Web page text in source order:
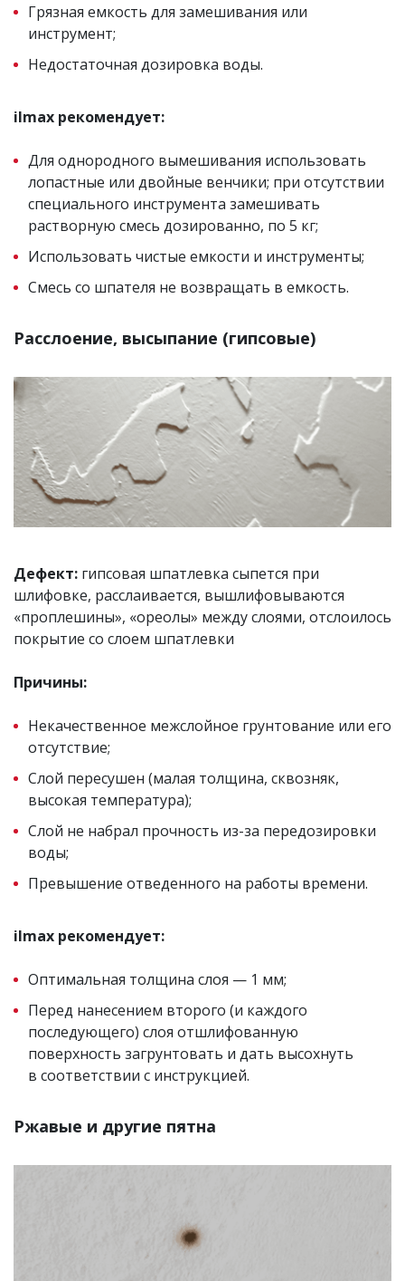
Грязная емкость для замешивания или
инструмент;
Недостаточная дозировка воды.
ilmax рекомендует:
Для однородного вымешивания использовать
лопастные или двойные венчики; при отсутствии
специального инструмента замешивать
растворную смесь дозированно, по 5 кг;
Использовать чистые емкости и инструменты;
Смесь со шпателя не возвращать в емкость.
Расслоение, высыпание (гипсовые)
Дефект: гипсовая шпатлевка сыпется при
шлифовке, расслаивается, вышлифовываются
«проплешины», «ореолы» между слоями, отслоилось
покрытие со слоем шпатлевки
Причины:
Некачественное межслойное грунтование или его
отсутствие;
Слой пересушен (малая толщина, сквозняк,
высокая температура);
Слой не набрал прочность из-за передозировки
воды;
Превышение отведенного на работы времени.
ilmax рекомендует:
Оптимальная толщина слоя — 1 мм;
Перед нанесением второго (и каждого
последующего) слоя отшлифованную
поверхность загрунтовать и дать высохнуть
в соответствии с инструкцией.
Ржавые и другие пятна